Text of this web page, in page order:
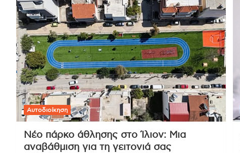
Αυτοδιοίκηση
Νέο πάρκο άθλησης στο Ίλιον: Μια
αναβάθμιση για τη γειτονιά σας